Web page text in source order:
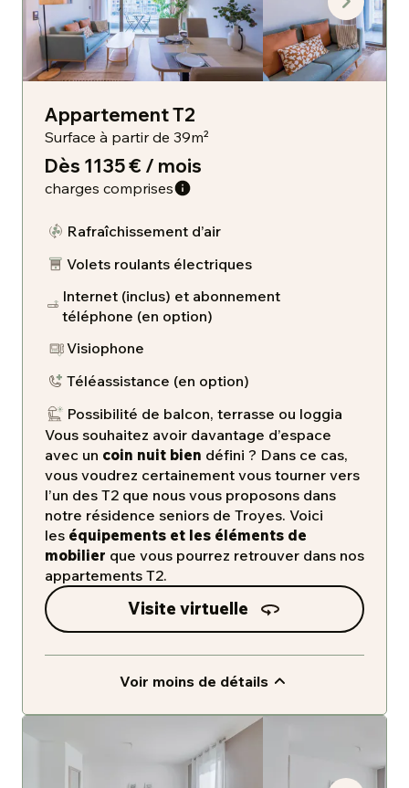
Appartement T2
Surface à partir de 39m²
Dès 1135 € / mois
charges comprises
Rafraîchissement d’air
Volets roulants électriques
Internet (inclus) et abonnement
téléphone (en option)
Visiophone
​Téléassistance (en option)
Possibilité de balcon, terrasse ou loggia
Vous souhaitez avoir davantage d’espace
avec un coin nuit bien défini ? Dans ce cas,
vous voudrez certainement vous tourner vers
l’un des T2 que nous vous proposons dans
notre résidence seniors de Troyes. Voici
les équipements et les éléments de
mobilier que vous pourrez retrouver dans nos
appartements T2.
Visite virtuelle
Voir moins de détails